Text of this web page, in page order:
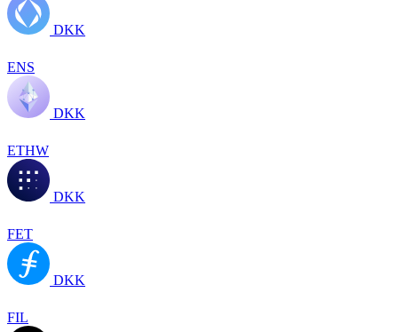
DKK
ENS
DKK
ETHW
DKK
FET
DKK
FIL